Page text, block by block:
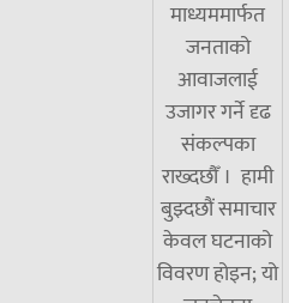
माध्यममार्फत
जनताको
आवाजलाई
उजागर गर्ने दृढ
संकल्पका
राख्दछौँ । हामी
बुझ्दछौं समाचार
केवल घटनाको
विवरण होइन; यो